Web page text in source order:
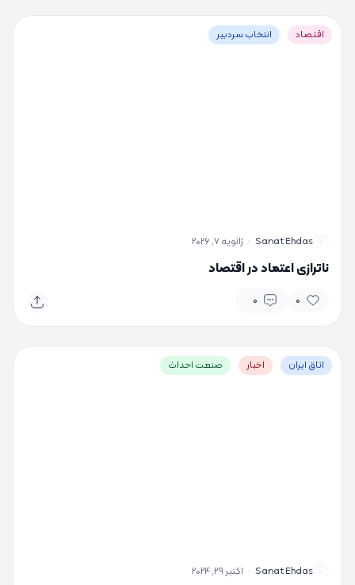
اقتصاد انتخاب سردبیر
Sanat Ehdas
· ژانویه 7, 2026
ناترازی اعتماد در اقتصاد
0
0
اتاق ایران اخبار صنعت احداث
Sanat Ehdas
· اکتبر 29, 2024